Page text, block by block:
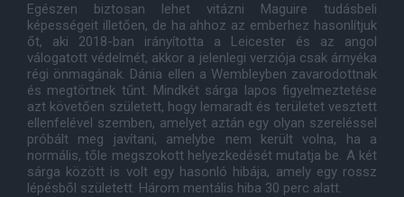
Egészen biztosan lehet vitázni Maguire tudásbeli
képességeit illetően, de ha ahhoz az emberhez hasonlítjuk
őt, aki 2018-ban irányította a Leicester és az angol
válogatott védelmét, akkor a jelenlegi verziója csak árnyéka
régi önmagának. Dánia ellen a Wembleyben zavarodottnak
és megtörtnek tűnt. Mindkét sárga lapos figyelmeztetése
azt követően született, hogy lemaradt és területet vesztett
ellenfelével szemben, amelyet aztán egy olyan szereléssel
próbált meg javítani, amelybe nem került volna, ha a
normális, tőle megszokott helyezkedését mutatja be. A két
sárga között is volt egy hasonló hibája, amely egy rossz
lépésből született. Három mentális hiba 30 perc alatt.